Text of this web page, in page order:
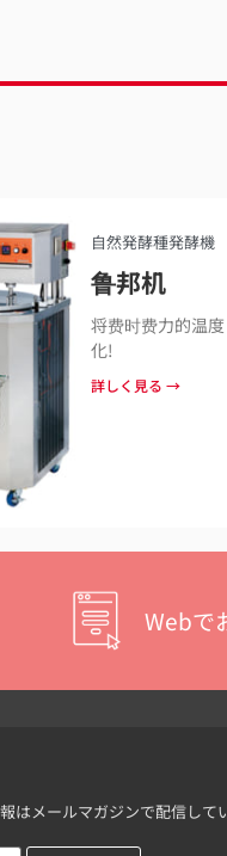
自然発酵種発酵機
鲁邦机
将费时费力的温
化!
詳しく見る →
Webで
メールマガジンで配信して